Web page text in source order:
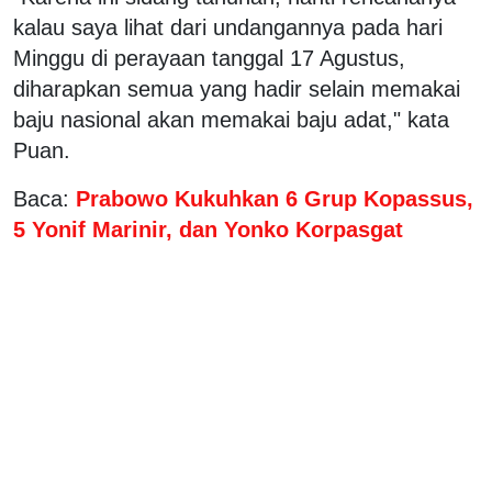
kalau saya lihat dari undangannya pada hari
Minggu di perayaan tanggal 17 Agustus,
diharapkan semua yang hadir selain memakai
baju nasional akan memakai baju adat," kata
Puan.
Baca: Prabowo Kukuhkan 6 Grup Kopassus,
5 Yonif Marinir, dan Yonko Korpasgat